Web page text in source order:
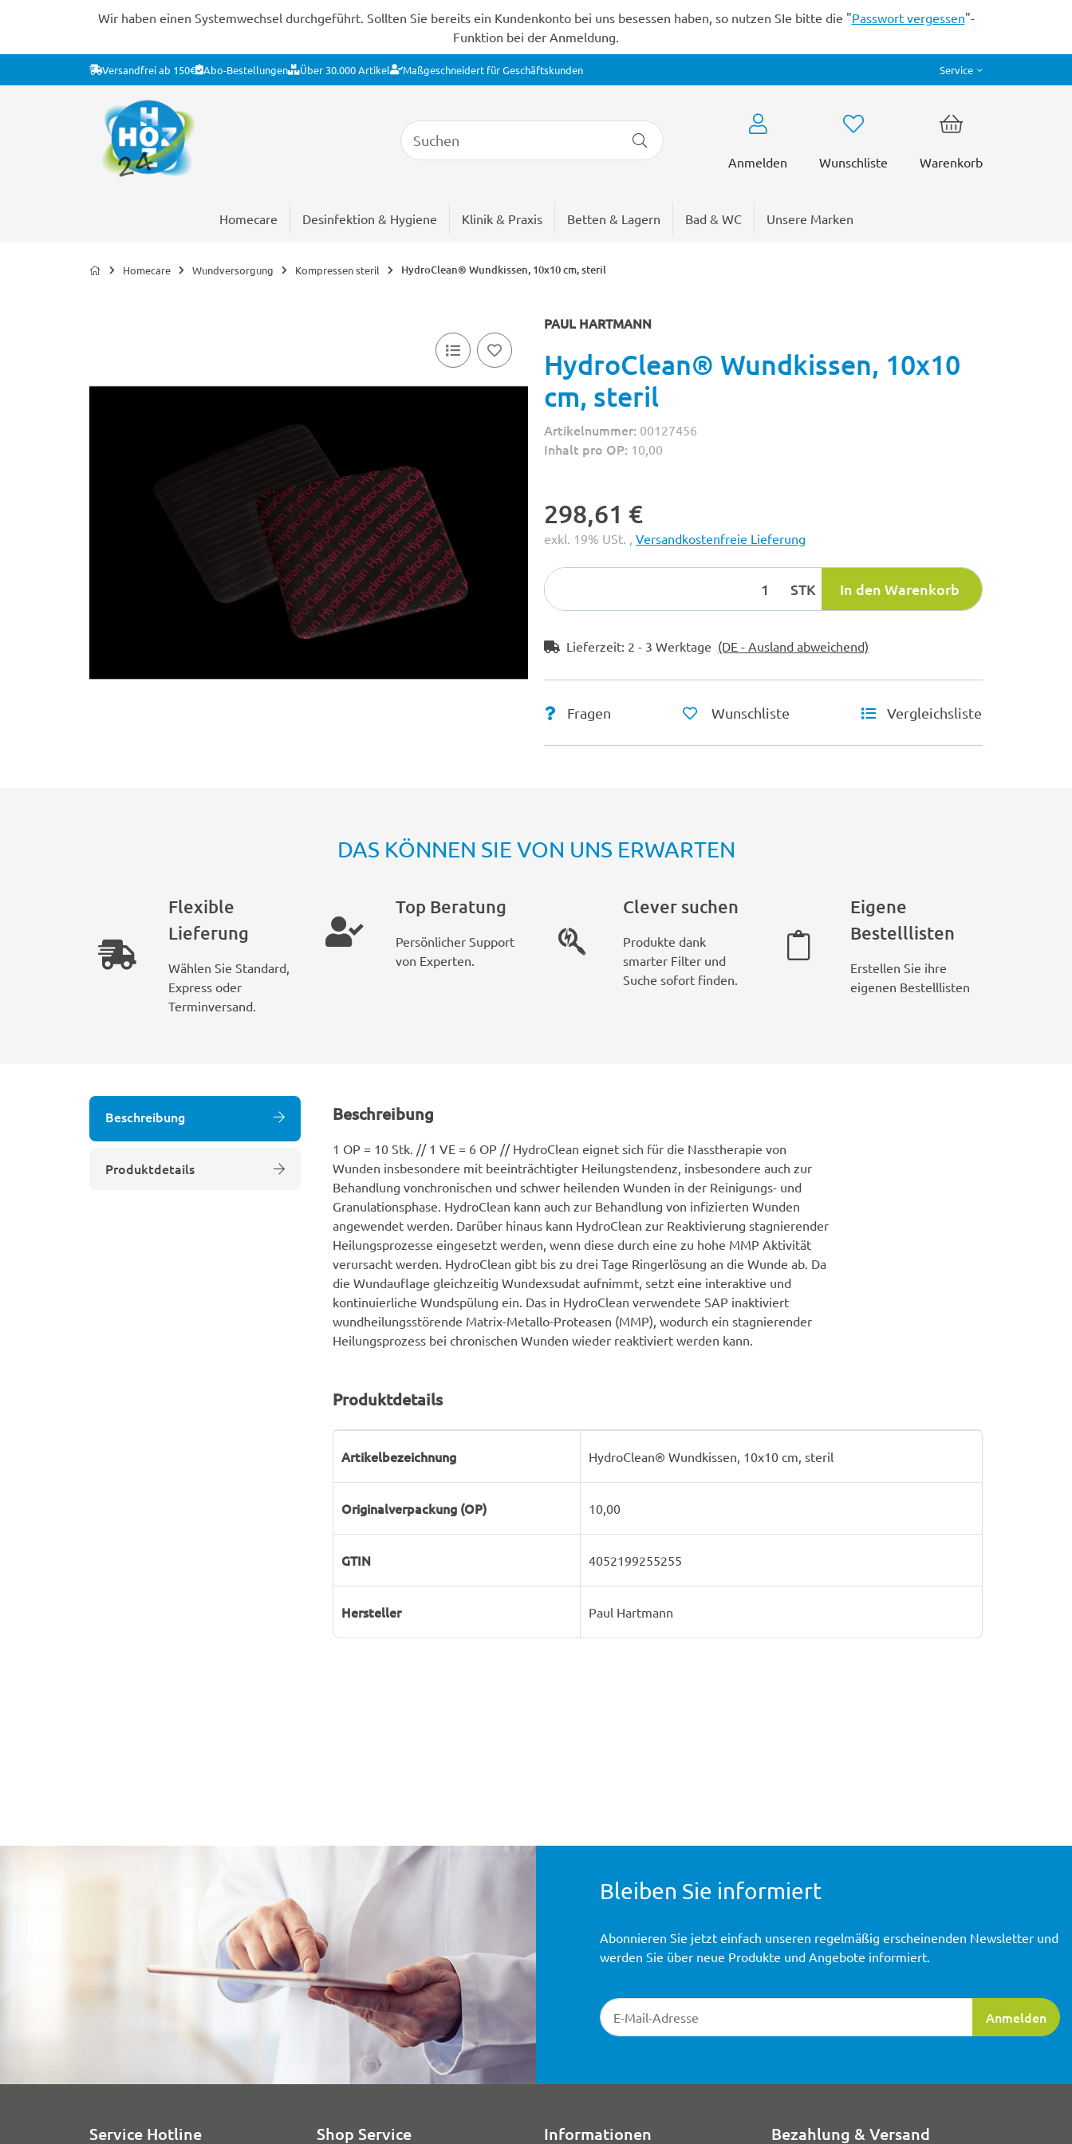
Wir haben einen Systemwechsel durchgeführt. Sollten Sie bereits ein Kundenkonto bei uns besessen haben, so nutzen SIe bitte die "Passwort vergessen"-
Funktion bei der Anmeldung.
Versandfrei ab 150€ Abo-Bestellungen Über 30.000 Artikel Maßgeschneidert für Geschäftskunden Service
Anmelden Wunschliste Warenkorb
Homecare Desinfektion & Hygiene Klinik & Praxis Betten & Lagern Bad & WC Unsere Marken
Homecare Wundversorgung Kompressen steril HydroClean® Wundkissen, 10x10 cm, steril
PAUL HARTMANN
HydroClean® Wundkissen, 10x10
cm, steril
Artikelnummer: 00127456
Inhalt pro OP: 10,00
298,61 €
exkl. 19% USt. , Versandkostenfreie Lieferung
STK In den Warenkorb
Lieferzeit: 2 - 3 Werktage (DE - Ausland abweichend)
Fragen Wunschliste Vergleichsliste
DAS KÖNNEN SIE VON UNS ERWARTEN
Flexible
Lieferung
Wählen Sie Standard,
Express oder
Terminversand.
Top Beratung
Persönlicher Support
von Experten.
Clever suchen
Produkte dank
smarter Filter und
Suche sofort finden.
Eigene
Bestelllisten
Erstellen Sie ihre
eigenen Bestelllisten
Beschreibung
Produktdetails
Beschreibung
1 OP = 10 Stk. // 1 VE = 6 OP // HydroClean eignet sich für die Nasstherapie von
Wunden insbesondere mit beeinträchtigter Heilungstendenz, insbesondere auch zur
Behandlung vonchronischen und schwer heilenden Wunden in der Reinigungs- und
Granulationsphase. HydroClean kann auch zur Behandlung von infizierten Wunden
angewendet werden. Darüber hinaus kann HydroClean zur Reaktivierung stagnierender
Heilungsprozesse eingesetzt werden, wenn diese durch eine zu hohe MMP Aktivität
verursacht werden. HydroClean gibt bis zu drei Tage Ringerlösung an die Wunde ab. Da
die Wundauflage gleichzeitig Wundexsudat aufnimmt, setzt eine interaktive und
kontinuierliche Wundspülung ein. Das in HydroClean verwendete SAP inaktiviert
wundheilungsstörende Matrix-Metallo-Proteasen (MMP), wodurch ein stagnierender
Heilungsprozess bei chronischen Wunden wieder reaktiviert werden kann.
Produktdetails
Artikelbezeichnung HydroClean® Wundkissen, 10x10 cm, steril
Originalverpackung (OP) 10,00
GTIN 4052199255255
Hersteller Paul Hartmann
Bleiben Sie informiert
Newsletter-Registrierung
Anmelden
Abonnieren Sie jetzt einfach unseren regelmäßig erscheinenden Newsletter und
werden Sie über neue Produkte und Angebote informiert.
Service Hotline Shop Service Informationen Bezahlung & Versand